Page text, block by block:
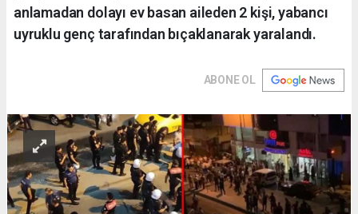
anlamadan dolayı ev basan aileden 2 kişi, yabancı
uyruklu genç tarafından bıçaklanarak yaralandı.
ABONE OL